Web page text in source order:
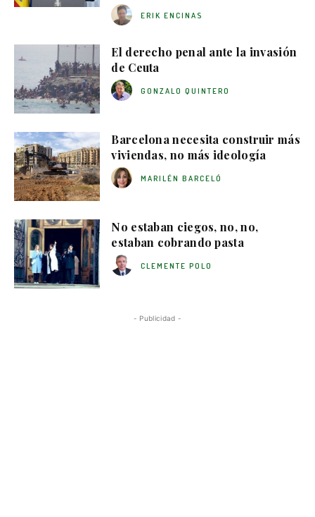
ERIK ENCINAS
El derecho penal ante la invasión
de Ceuta
GONZALO QUINTERO
Barcelona necesita construir más
viviendas, no más ideología
MARILÉN BARCELÓ
No estaban ciegos, no, no,
estaban cobrando pasta
CLEMENTE POLO
- Publicidad -